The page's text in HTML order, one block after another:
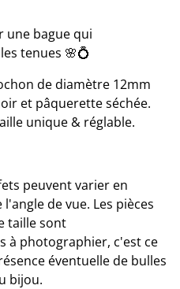
une bague qui
tenues 🌸💍
de diamètre 12mm
et pâquerette séchée.
unique & réglable.
peuvent varier en
de vue. Les pièces
taille sont
à photographier, c'est ce
éventuelle de bulles
bijou.